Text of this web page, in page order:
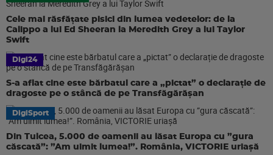
Cele mai răsfățate pisici din lumea vedetelor: de la
Calippo a lui Ed Sheeran la Meredith Grey a lui Taylor
Swift
Digi24
S-a aflat cine este bărbatul care a „pictat” o declarație de
dragoste pe o stâncă de pe Transfăgărășan
DigiSport
Din Tulcea, 5.000 de oamenii au lăsat Europa cu ”gura
căscată”: ”Am uimit lumea!”. România, VICTORIE uriașă